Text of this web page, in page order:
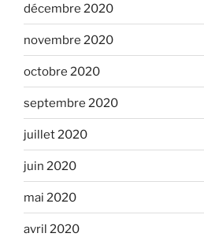
décembre 2020
novembre 2020
octobre 2020
septembre 2020
juillet 2020
juin 2020
mai 2020
avril 2020